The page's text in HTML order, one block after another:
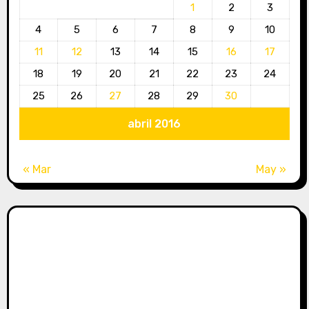
abril 2016
1
2
3
4
5 6 7 8 9
10
11
12 13 14 15 16
17
18
19 20 21 22 23
24
25
26 27 28 29 30
« Mar May »